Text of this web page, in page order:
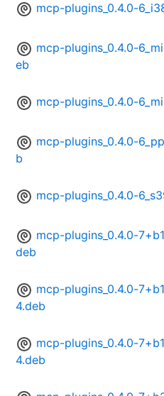
mcp-plugins_0.4.0-
mcp-plugins_0.4.0-
eb
mcp-plugins_0.4.0-
mcp-plugins_0.4.0-
b
mcp-plugins_0.4.0-
mcp-plugins_0.4.0-
deb
mcp-plugins_0.4.0-
4.deb
mcp-plugins_0.4.0-
4.deb